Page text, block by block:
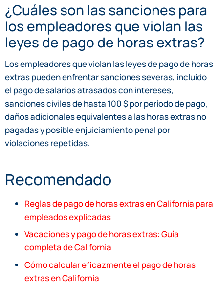
¿Cuáles son las sanciones para
los empleadores que violan las
leyes de pago de horas extras?
Los empleadores que violan las leyes de pago de horas
extras pueden enfrentar sanciones severas, incluido
el pago de salarios atrasados con intereses,
sanciones civiles de hasta 100 $ por período de pago,
daños adicionales equivalentes a las horas extras no
pagadas y posible enjuiciamiento penal por
violaciones repetidas.
Recomendado
Reglas de pago de horas extras en California para
empleados explicadas
Vacaciones y pago de horas extras: Guía
completa de California
Cómo calcular eficazmente el pago de horas
extras en California